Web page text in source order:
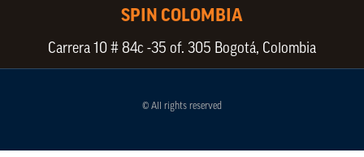
SPIN COLOMBIA
Carrera 10 # 84c -35 of. 305 Bogotá, Colombia
© All rights reserved